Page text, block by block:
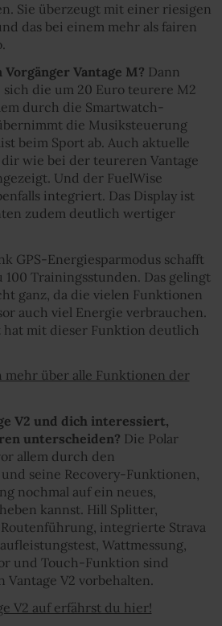
Sie überzeugt mit einer riesigen
das bei einem mehr als fairen
Vantage M? Dann
die um 20 Euro teurere M2
durch die Smartwatch-
die Musiksteuerung
beim Sport ab. Auch aktuelle
wie bei der teureren Vantage
Und der FuelWise
integriert. Das Display ist
zudem deutlich wertiger
GPS-Energiesparmodus schafft
100 Trainingsstunden. Das gelingt
ganz, da die vielen Funktionen
auch viel Energie verbrauchen.
hat mit dieser Funktion deutlich
über alle Funktionen der
V2 und dich interessiert,
unterscheiden? Die Polar
allem durch den
seine Recovery-Funktionen,
nochmal auf ein neues,
kannst. Hill Splitter,
Routenführung, integrierte Strava
Wattmessung,
und Touch-Funktion sind
Vantage V2 vorbehalten.
V2 auf erfährst du hier!